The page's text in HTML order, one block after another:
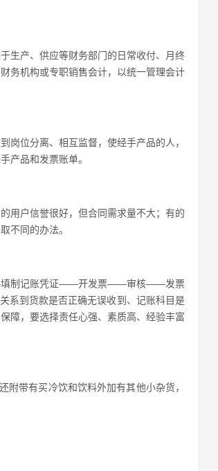
生产、供应等财务部门的日常收付、月终
务机构或专职销售会计，以统一管理会计
岗位分离、相互监督，使经手产品的人，
产品和发票账单。
用户信誉很好，但合同需求量不大；有的
不同的办法。
填制记账凭证——开发票——审核——发票
系到货款是否正确无误收到、记账科目是
障，要选择责任心强、素质高、经验丰富
带有买冷饮和饮料外加有其他小杂货，